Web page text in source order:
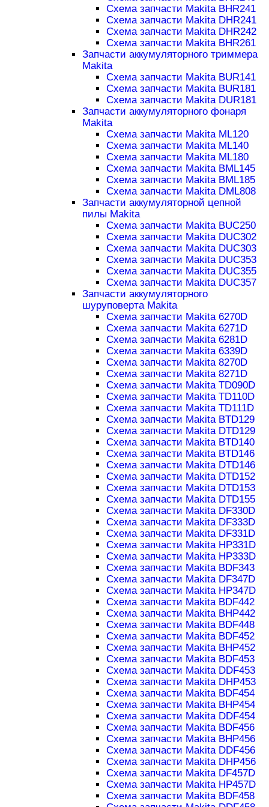
Схема запчасти Makita BHR241
Схема запчасти Makita DHR241
Схема запчасти Makita DHR242
Схема запчасти Makita BHR261
Запчасти аккумуляторного триммера
Makita
Схема запчасти Makita BUR141
Схема запчасти Makita BUR181
Схема запчасти Makita DUR181
Запчасти аккумуляторного фонаря
Makita
Схема запчасти Makita ML120
Схема запчасти Makita ML140
Схема запчасти Makita ML180
Схема запчасти Makita BML145
Схема запчасти Makita BML185
Схема запчасти Makita DML808
Запчасти аккумуляторной цепной
пилы Makita
Схема запчасти Makita BUC250
Схема запчасти Makita DUC302
Схема запчасти Makita DUC303
Схема запчасти Makita DUC353
Схема запчасти Makita DUC355
Схема запчасти Makita DUC357
Запчасти аккумуляторного
шуруповерта Makita
Схема запчасти Makita 6270D
Схема запчасти Makita 6271D
Схема запчасти Makita 6281D
Схема запчасти Makita 6339D
Схема запчасти Makita 8270D
Схема запчасти Makita 8271D
Схема запчасти Makita TD090D
Схема запчасти Makita TD110D
Схема запчасти Makita TD111D
Схема запчасти Makita BTD129
Схема запчасти Makita DTD129
Схема запчасти Makita BTD140
Схема запчасти Makita BTD146
Схема запчасти Makita DTD146
Схема запчасти Makita DTD152
Схема запчасти Makita DTD153
Схема запчасти Makita DTD155
Схема запчасти Makita DF330D
Схема запчасти Makita DF333D
Схема запчасти Makita DF331D
Схема запчасти Makita HP331D
Схема запчасти Makita HP333D
Схема запчасти Makita BDF343
Схема запчасти Makita DF347D
Схема запчасти Makita HP347D
Схема запчасти Makita BDF442
Схема запчасти Makita BHP442
Схема запчасти Makita BDF448
Схема запчасти Makita BDF452
Схема запчасти Makita BHP452
Схема запчасти Makita BDF453
Схема запчасти Makita DDF453
Схема запчасти Makita DHP453
Схема запчасти Makita BDF454
Схема запчасти Makita BHP454
Схема запчасти Makita DDF454
Схема запчасти Makita BDF456
Схема запчасти Makita BHP456
Схема запчасти Makita DDF456
Схема запчасти Makita DHP456
Схема запчасти Makita DF457D
Схема запчасти Makita HP457D
Схема запчасти Makita BDF458